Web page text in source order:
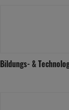
Bildungs- &